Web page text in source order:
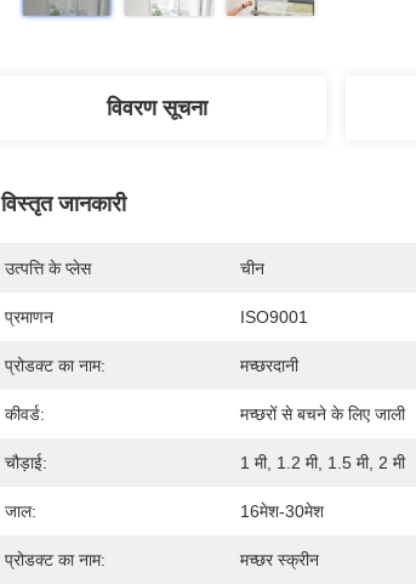
विवरण सूचना
विस्तृत जानकारी
उत्पत्ति के प्लेस चीन
प्रमाणन ISO9001
प्रोडक्ट का नाम: मच्छरदानी
कीवर्ड: मच्छरों से बचने के लिए जाली
चौड़ाई: 1 मी, 1.2 मी, 1.5 मी, 2 मी
जाल: 16मेश-30मेश
प्रोडक्ट का नाम: मच्छर स्क्रीन